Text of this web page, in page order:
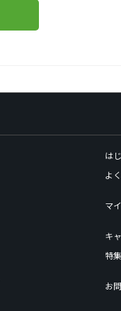
は
よ
マ
キ
特集
お